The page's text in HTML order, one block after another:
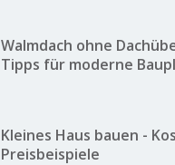
Walmdach ohne
Tipps für moderne
Kleines Haus bauen -
Preisbeispiele